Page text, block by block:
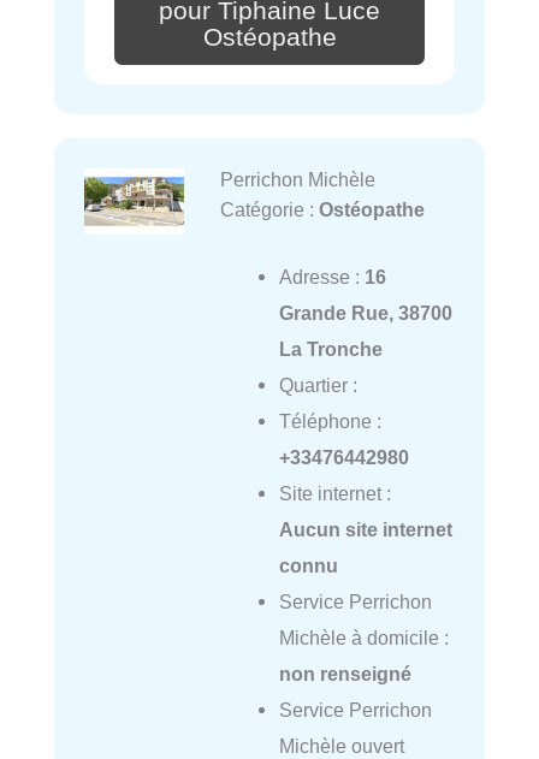
pour Tiphaine Luce
Ostéopathe
Perrichon Michèle
Catégorie : Ostéopathe
Adresse : 16
Grande Rue, 38700
La Tronche
Quartier :
Téléphone :
+33476442980
Site internet :
Aucun site internet
connu
Service Perrichon
Michèle à domicile :
non renseigné
Service Perrichon
Michèle ouvert